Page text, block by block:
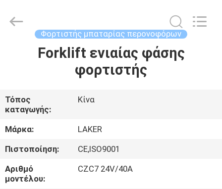
ΑΡΧΙΚΉ
ΠΡΟΪΌΝΤΑ
ΣΧΕΤΙΚΆ
ΜΕ
ΕΜΆΣ
CO.,LIMITED.
Φορτιστής μπαταρίας περονοφόρων
Forklift ενιαίας φάσης
φορτιστής
Τόπος
καταγωγής:
Κίνα
Μάρκα:
LAKER
Πιστοποίηση:
CE,ISO9001
Αριθμό
μοντέλου:
CZC7 24V/40A